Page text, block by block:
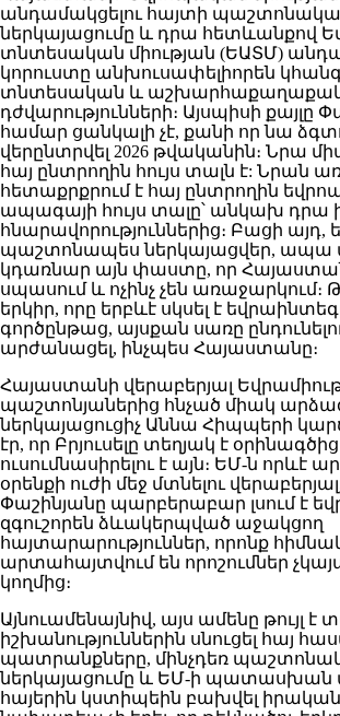
անդամակցելու հայտի
ներկայացումը և դրա հետևանքով
տնտեսական միության (ԵԱՏՄ)
կորուստը անխուսափելիորեն
տնտեսական և
դժվարությունների։ Այսպիսի քայլը
համար ցանկալի չէ, քանի որ նա
վերընտրվել 2026 թվականին։ Նրա
հայ ընտրողին հույս տալն է: Նրան
հետաքրքրում է հայ ընտրողին
ապագայի հույս տալը՝ անկախ դրա
հնարավորություններից։ Բացի այդ,
պաշտոնապես ներկայացվեր, ապա
կդառնար այն փաստը, որ
սպասում և ոչինչ չեն առաջարկում։
երկիր, որը երբևէ սկսել է
գործընթաց, այսքան սառը
արժանացել, ինչպես Հայաստանը։
Հայաստանի վերաբերյալ
պաշտոնյաներից հնչած միակ
ներկայացուցիչ Աննա Հիպպերի
էր, որ Բրյուսելը տեղյակ է
ուսումնասիրելու է այն։ ԵՄ-ն որևէ
օրենքի ուժի մեջ մտնելու
Փաշինյանը պարբերաբար լսում է
զգուշորեն ձևակերպված աջակցող
հայտարարություններ, որոնք
արտահայտվում են որոշումներ
կողմից։
Այնուամենայնիվ, այս ամենը թույլ է
իշխանություններին սնուցել հայ
պատրանքները, մինչդեռ
ներկայացումը և ԵՄ-ի պատասխան
հայերին կստիպեին բախվել